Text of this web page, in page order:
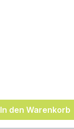
In den Warenkorb